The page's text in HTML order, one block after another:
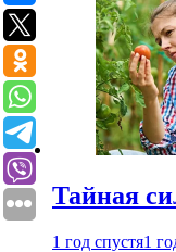
Тайная
1 год спустя1